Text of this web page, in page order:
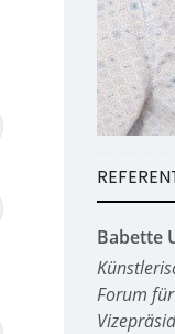
Babette
Forum